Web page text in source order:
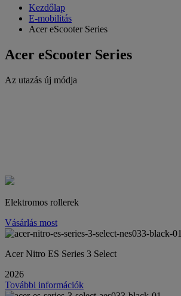
Kezdőlap
E-mobilitás
Acer eScooter Series
Acer eScooter Series
Az utazás új módja
Elektromos rollerek
Vásárlás most
Acer Nitro ES Series 3 Select
2026
További információk